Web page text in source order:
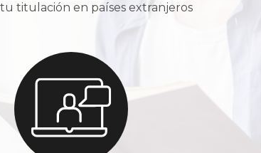
titulación en países extranjeros